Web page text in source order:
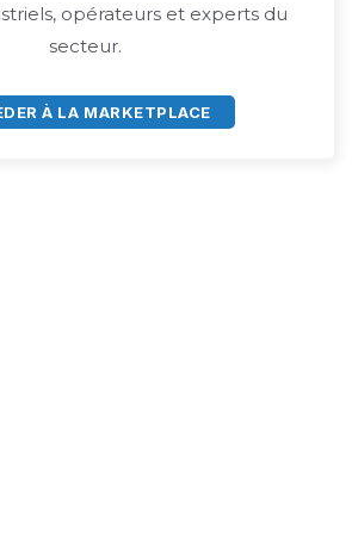
opérateurs et experts du
secteur.
À LA MARKETPLACE